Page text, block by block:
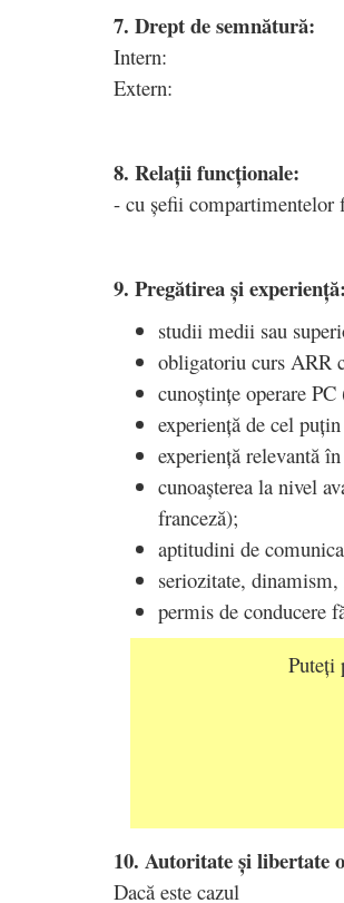
7. Drept de semnătură:
Intern:
Extern:
8. Relații funcționale:
- cu șefii
9. Pregătirea și experiență:
studii medii sau
obligatoriu curs ARR
cunoștințe operare
experiență de cel
experiență relevantă
cunoașterea la nivel
franceză);
aptitudini de
seriozitate,
permis de conducere
Puteți
10. Autoritate și libertate
Dacă este cazul